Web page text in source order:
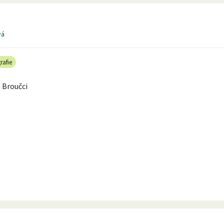
Broučci